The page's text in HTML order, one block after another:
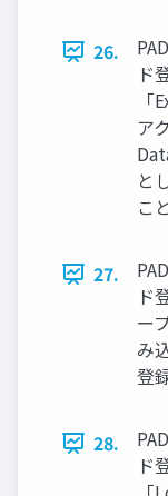
26.
ド
ア
と
こ
27.
ド
ー
み
登
28.
ド